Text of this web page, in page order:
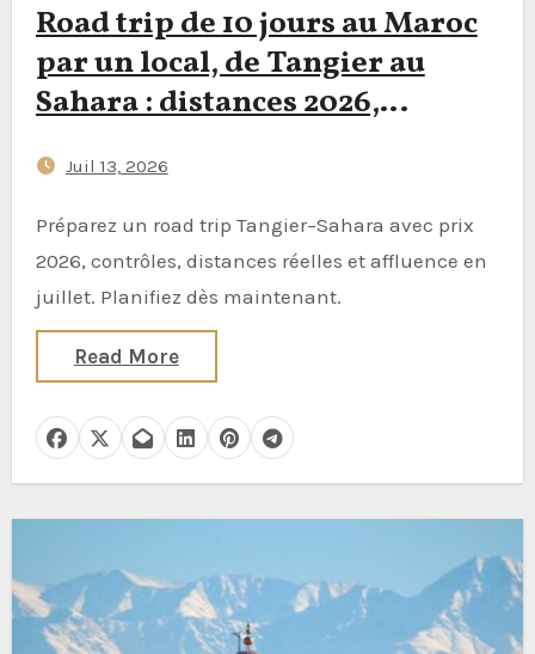
Road trip de 10 jours au Maroc
par un local, de Tangier au
Sahara : distances 2026,
police, coûts du carburant en
dirhams et affluence par
région
Juil 13, 2026
Préparez un road trip Tangier–Sahara avec prix
2026, contrôles, distances réelles et affluence en
juillet. Planifiez dès maintenant.
Read More